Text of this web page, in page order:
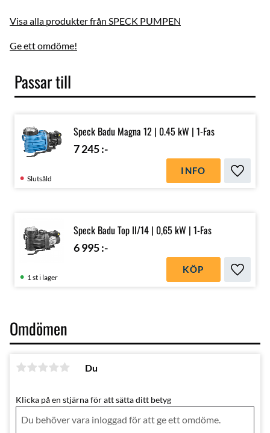
Visa alla produkter från SPECK PUMPEN
Ge ett omdöme!
Passar till
Speck Badu Magna 12 | 0.45 kW | 1-Fas
7 245:-
Lägg
Slutsåld
INFO
Speck Badu Top II/14 | 0,65 kW | 1-Fas
6 995:-
Lägg
1 st i lager
KÖP
Omdömen
Du
Klicka på en stjärna för att sätta ditt betyg